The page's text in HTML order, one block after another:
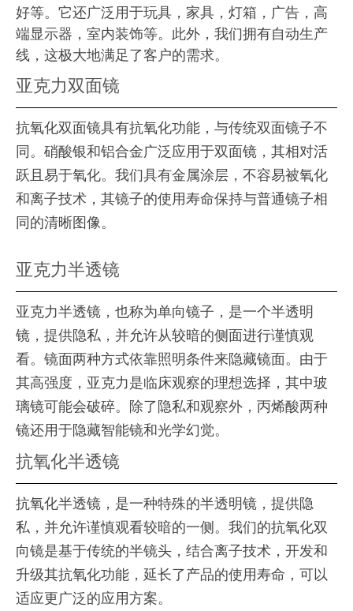
好等。它还广泛用于玩具，家具，灯箱，广告，高
端显示器，室内装饰等。此外，我们拥有自动生产
线，这极大地满足了客户的需求。
亚克力双面镜
抗氧化双面镜具有抗氧化功能，与传统双面镜子不
同。硝酸银和铝合金广泛应用于双面镜，其相对活
跃且易于氧化。我们具有金属涂层，不容易被氧化
和离子技术，其镜子的使用寿命保持与普通镜子相
同的清晰图像。
亚克力半透镜
亚克力半透镜，也称为单向镜子，是一个半透明
镜，提供隐私，并允许从较暗的侧面进行谨慎观
看。镜面两种方式依靠照明条件来隐藏镜面。由于
其高强度，亚克力是临床观察的理想选择，其中玻
璃镜可能会破碎。除了隐私和观察外，丙烯酸两种
镜还用于隐藏智能镜和光学幻觉。
抗氧化半透镜
抗氧化半透镜，是一种特殊的半透明镜，提供隐
私，并允许谨慎观看较暗的一侧。我们的抗氧化双
向镜是基于传统的半镜头，结合离子技术，开发和
升级其抗氧化功能，延长了产品的使用寿命，可以
适应更广泛的应用方案。